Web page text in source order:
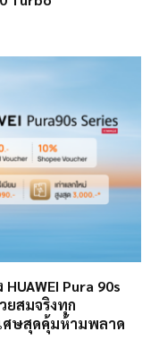
Pura 90s
ยสมจริงทุก
ศษสุดคุ้มห้ามพลาด